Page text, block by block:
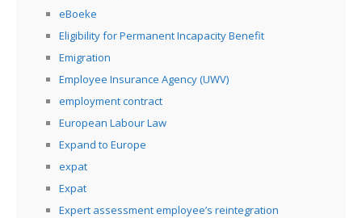
eBoeke
Eligibility for Permanent Incapacity Benefit
Emigration
Employee Insurance Agency (UWV)
employment contract
European Labour Law
Expand to Europe
expat
Expat
Expert assessment employee’s reintegration